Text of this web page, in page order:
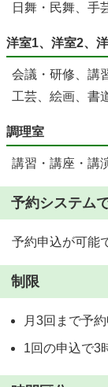
日舞・民舞、手
洋室1、洋室2、
会議・研修、講
工芸、絵画、書
調理室
講習・講座・講
予約システム
予約申込が可能
制限
月3回まで予
1回の申込で3